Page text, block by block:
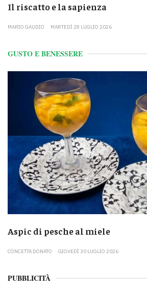
Il riscatto e la sapienza
MARIO GAUDIO MARTEDÌ 28 LUGLIO 2026
GUSTO E BENESSERE
Aspic di pesche al miele
CONCETTA DONATO GIOVEDÌ 30 LUGLIO 2026
PUBBLICITÀ